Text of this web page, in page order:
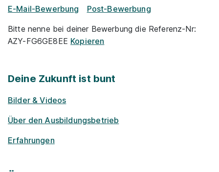
58553 Halver
Maler/-in und Lackierer/-in (m/w/d)
E-Mail-Bewerbung Post-Bewerbung
Bitte nenne bei deiner Bewerbung die Referenz-Nr:
AZY-FG6GE8EE Kopieren
Deine Zukunft ist bunt
Bilder & Videos
Über den Ausbildungsbetrieb
Erfahrungen